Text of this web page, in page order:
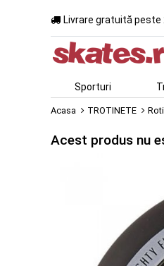
Livrare gratuită peste
Sporturi
Acasa TROTINETE
Acest produs nu